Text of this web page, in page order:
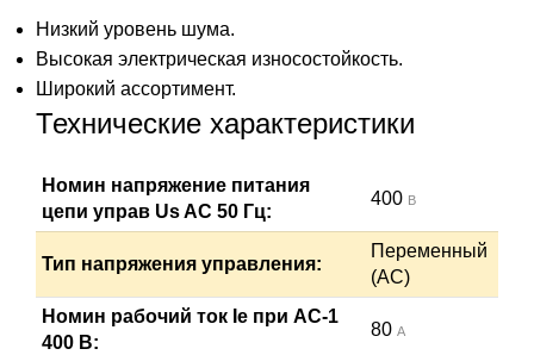
Низкий уровень шума.
Высокая электрическая износостойкость.
Широкий ассортимент.
Технические характеристики
Номин напряжение питания
цепи управ Us AC 50 Гц:
400 В
Тип напряжения управления:
Переменный
(AC)
Номин рабочий ток Ie при AC-1
400 В:
80 А